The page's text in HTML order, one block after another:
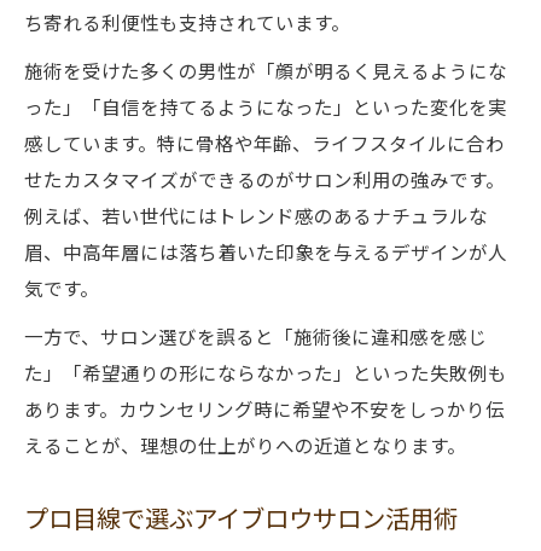
ち寄れる利便性も支持されています。
施術を受けた多くの男性が「顔が明るく見えるようにな
った」「自信を持てるようになった」といった変化を実
感しています。特に骨格や年齢、ライフスタイルに合わ
せたカスタマイズができるのがサロン利用の強みです。
例えば、若い世代にはトレンド感のあるナチュラルな
眉、中高年層には落ち着いた印象を与えるデザインが人
気です。
一方で、サロン選びを誤ると「施術後に違和感を感じ
た」「希望通りの形にならなかった」といった失敗例も
あります。カウンセリング時に希望や不安をしっかり伝
えることが、理想の仕上がりへの近道となります。
プロ目線で選ぶアイブロウサロン活用術